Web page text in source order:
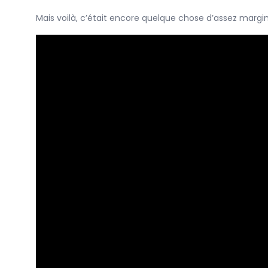
Mais voilà, c’était encore quelque chose d’assez